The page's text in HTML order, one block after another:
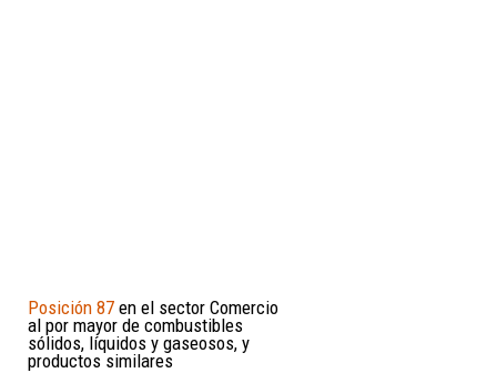
Posición 87 en el sector Comercio
al por mayor de combustibles
sólidos, líquidos y gaseosos, y
productos similares